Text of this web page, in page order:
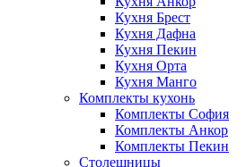
Кухня Брест
Кухня Дафна
Кухня Пекин
Кухня Орта
Кухня Манго
Комплекты кухонь
Комплекты София
Комплекты Анкор
Комплекты Пекин
Столешницы